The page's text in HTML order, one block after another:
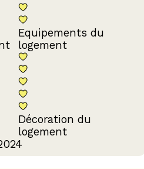
Equipements du
logement
Décoration du
logement